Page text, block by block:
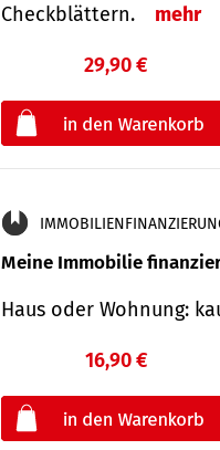
Check­blättern.
mehr
29,90 €
Meine Immobilie
Haus oder Wohnung:
16,90 €